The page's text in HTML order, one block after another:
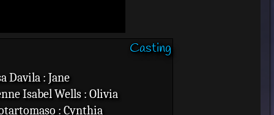
Casting
Davila : Jane
Isabel Wells : Olivia
: Cynthia